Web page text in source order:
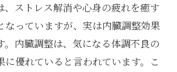
、ストレス解消や心身の疲れを癒す
なっていますが、実は内臓調整効果
。内臓調整は、気になる体調不良の
に優れていると言われています。こ